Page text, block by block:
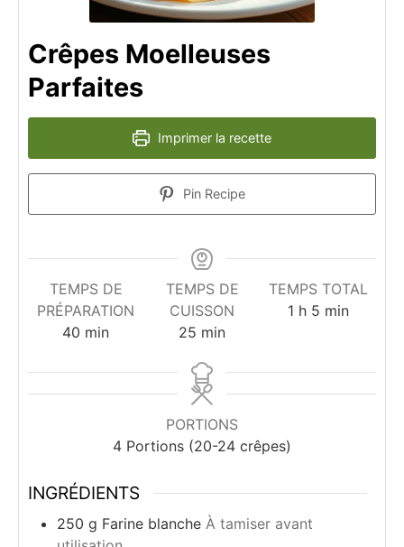
Crêpes Moelleuses
Parfaites
Imprimer la recette
Pin Recipe
TEMPS DE
PRÉPARATION
40 minutes
min
TEMPS DE
CUISSON
25 minutes
min
TEMPS TOTAL
1heure
h 5minutes
min
PORTIONS
4 Portions (20-24 crêpes)
INGRÉDIENTS
250 g Farine blanche À tamiser avant